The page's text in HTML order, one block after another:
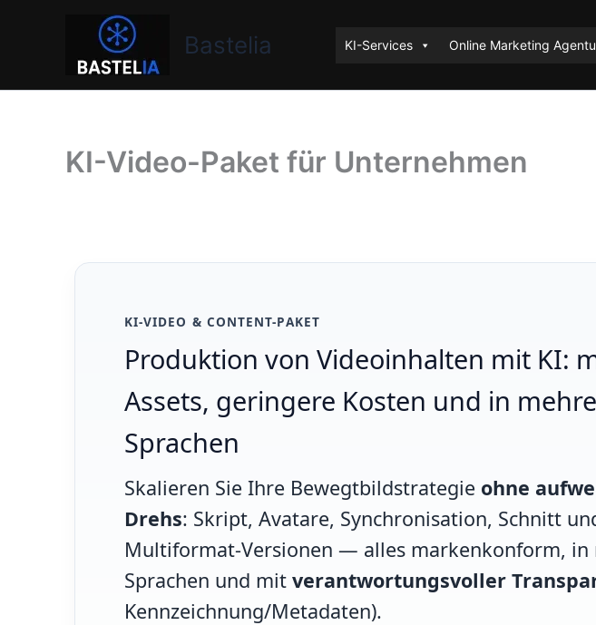
Bastelia
Bastelia KI-Services Online Marketing
KI-Video-Paket für Unternehmen
KI-VIDEO & CONTENT-PAKET
Produktion von Videoinhalten mit KI:
Assets, geringere Kosten und in
Sprachen
Skalieren Sie Ihre Bewegtbildstrategie ohne
Drehs: Skript, Avatare, Synchronisation, Schnitt
Multiformat-Versionen — alles markenkonform, in
Sprachen und mit verantwortungsvoller
Kennzeichnung/Metadaten).